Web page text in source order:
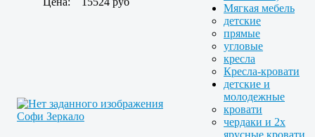
Софи Зеркало
Мягкая мебель
детские
прямые
угловые
кресла
Кресла-кровати
детские и
молодежные
кровати
чердаки и 2х
ярусные кровати